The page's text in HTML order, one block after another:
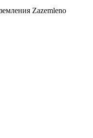
Zazemleno